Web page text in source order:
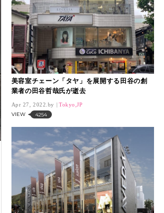
美容室チェーン「タヤ」を展開する田谷の創
業者の田谷哲哉氏が逝去
Apr 27, 2022. Tokyo,JP
VIEW 4254